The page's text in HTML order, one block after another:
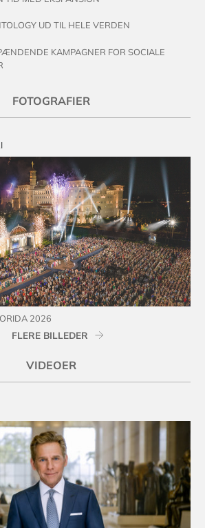
UD TIL HELE VERDEN
KAMPAGNER FOR SOCIALE
FOTOGRAFIER
2026
FLERE BILLEDER
VIDEOER